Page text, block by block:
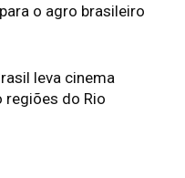
o agro brasileiro
leva cinema
do Rio